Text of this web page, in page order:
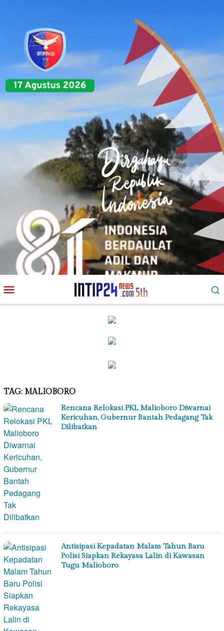
ke
kontenMobile
TAG: MALIOBORO
Rencana Relokasi PKL Malioboro Diwarnai
Kericuhan, Gubernur Bantah Pedagang Tak
Dilibatkan
Antisipasi Kepadatan Malam Tahun Baru
Polisi Siapkan Rekayasa Lalin di Kawasan
Tugu Malioboro